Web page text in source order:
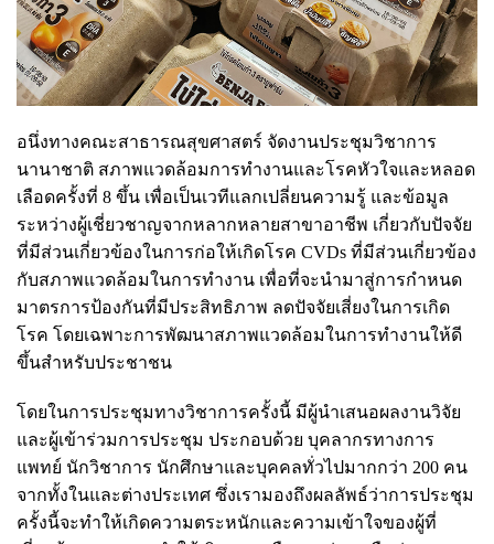
อนึ่งทางคณะสาธารณสุขศาสตร์ จัดงานประชุมวิชาการ
นานาชาติ สภาพแวดล้อมการทำงานและโรคหัวใจและหลอด
เลือดครั้งที่ 8 ขึ้น เพื่อเป็นเวทีแลกเปลี่ยนความรู้ และข้อมูล
ระหว่างผู้เชี่ยวชาญจากหลากหลายสาขาอาชีพ เกี่ยวกับปัจจัย
ที่มีส่วนเกี่ยวข้องในการก่อให้เกิดโรค CVDs ที่มีส่วนเกี่ยวข้อง
กับสภาพแวดล้อมในการทำงาน เพื่อที่จะนำมาสู่การกำหนด
มาตรการป้องกันที่มีประสิทธิภาพ ลดปัจจัยเสี่ยงในการเกิด
โรค โดยเฉพาะการพัฒนาสภาพแวดล้อมในการทำงานให้ดี
ขึ้นสำหรับประชาชน
โดยในการประชุมทางวิชาการครั้งนี้ มีผู้นำเสนอผลงานวิจัย
และผู้เข้าร่วมการประชุม ประกอบด้วย บุคลากรทางการ
แพทย์ นักวิชาการ นักศึกษาและบุคคลทั่วไปมากกว่า 200 คน
จากทั้งในและต่างประเทศ ซึ่งเรามองถึงผลลัพธ์ว่าการประชุม
ครั้งนี้จะทำให้เกิดความตระหนักและความเข้าใจของผู้ที่